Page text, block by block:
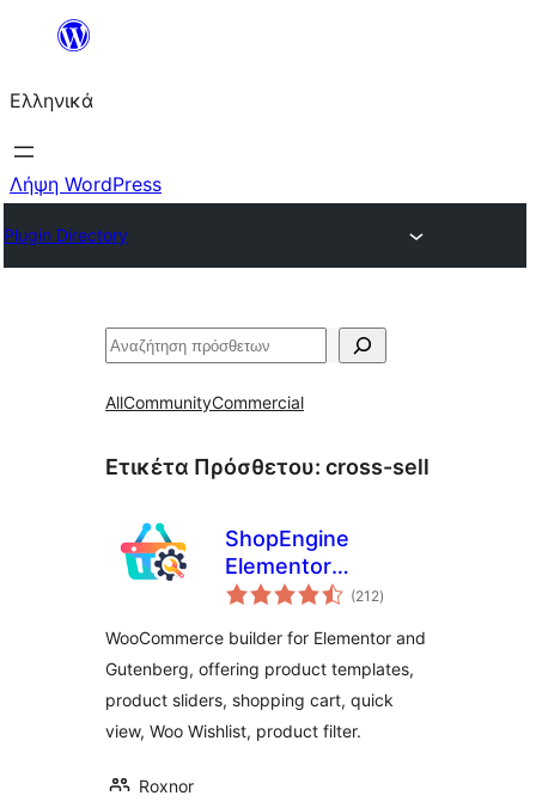
Μετάβαση
περιεχόμενο
Ελληνικά
Λήψη WordPress
Plugin Directory
Αναζήτηση
AllCommunityCommercial
Ετικέτα Πρόσθετου: cross-sell
ShopEngine
Elementor
WooCommerce
in One
WooCommerce
Solution
(212αξιολογήσεις
σύνολο
)
WooCommerce builder for Elementor and
Gutenberg, offering product templates,
product sliders, shopping cart, quick
view, Woo Wishlist, product filter.
Roxnor